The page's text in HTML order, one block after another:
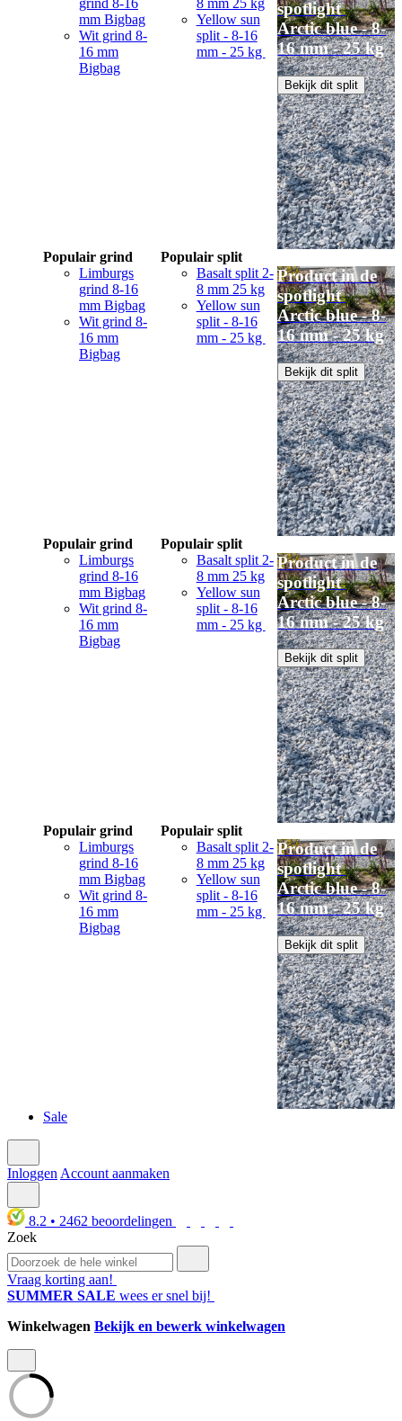
mm Bigbag
Wit grind 8-
16 mm
Bigbag
Yellow sun
split - 8-16
mm - 25 kg
spotlight
Arctic blue - 8-
16 mm - 25 kg
Bekijk dit split
Populair grind
Limburgs
grind 8-16
mm Bigbag
Wit grind 8-
16 mm
Bigbag
Populair split
Basalt split 2-
8 mm 25 kg
Yellow sun
split - 8-16
mm - 25 kg
Product in de
spotlight
Arctic blue - 8-
16 mm - 25 kg
Bekijk dit split
Populair grind
Limburgs
grind 8-16
mm Bigbag
Wit grind 8-
16 mm
Bigbag
Populair split
Basalt split 2-
8 mm 25 kg
Yellow sun
split - 8-16
mm - 25 kg
Product in de
spotlight
Arctic blue - 8-
16 mm - 25 kg
Bekijk dit split
Populair grind
Limburgs
grind 8-16
mm Bigbag
Wit grind 8-
16 mm
Bigbag
Populair split
Basalt split 2-
8 mm 25 kg
Yellow sun
split - 8-16
mm - 25 kg
Product in de
spotlight
Arctic blue - 8-
16 mm - 25 kg
Bekijk dit split
Sale
InloggenAccount aanmaken
8.2 • 2462 beoordelingen
Zoek
Vraag korting aan!
SUMMER SALE wees er snel bij!
Winkelwagen Bekijk en bewerk winkelwagen